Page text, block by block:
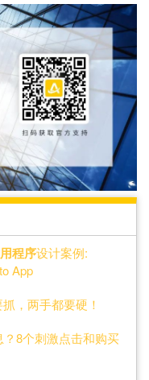
程序设计案例:
App
抓，两手都要硬！
8个刺激点击和购买